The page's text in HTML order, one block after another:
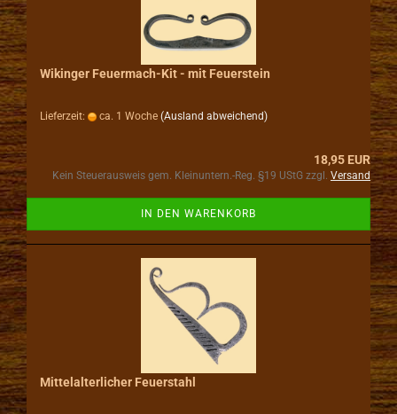
Wikinger Feuermach-Kit - mit Feuerstein
Lieferzeit: ca. 1 Woche (Ausland abweichend)
18,95 EUR
Kein Steuerausweis gem. Kleinuntern.-Reg. §19 UStG zzgl. Versand
IN DEN WARENKORB
Mittelalterlicher Feuerstahl